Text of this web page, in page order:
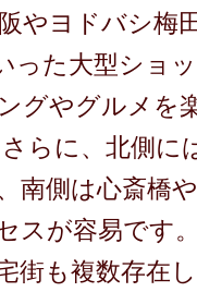
やヨドバシ梅
った大型ショ
グやグルメを
らに、北側に
南側は心斎橋
スが容易です
街も複数存在